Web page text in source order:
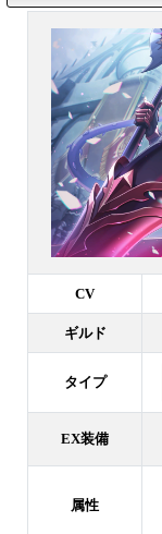
CV
ギルド
タイプ
EX装備
属性